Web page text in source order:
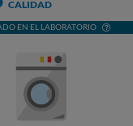
CALIDAD
EN EL LABORATORIO